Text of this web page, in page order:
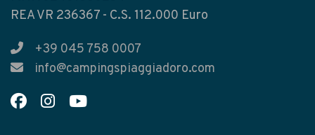
REA VR 236367 - C.S. 112.000 Euro
+39 045 758 0007
info@campingspiaggiadoro.com